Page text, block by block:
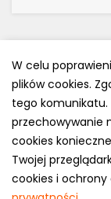
Polityka
e-mail:
W celu
plików cookies.
tego komunikatu.
przechowywanie
cookies
Twojej
cookies i